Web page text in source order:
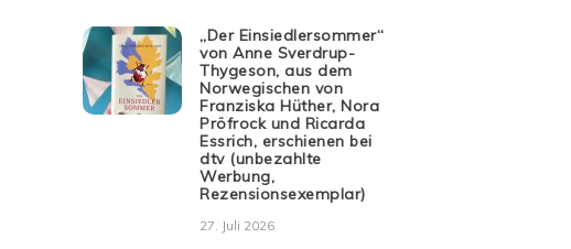
„Der Einsiedlersommer“
von Anne Sverdrup-
Thygeson, aus dem
Norwegischen von
Franziska Hüther, Nora
Pröfrock und Ricarda
Essrich, erschienen bei
dtv (unbezahlte
Werbung,
Rezensionsexemplar)
27. Juli 2026